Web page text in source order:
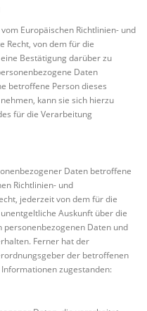
Europäischen Richtlinien- und
Recht, von dem für die
Bestätigung darüber zu
Daten
betroffene Person dieses
kann sie sich hierzu
für die Verarbeitung
Daten betroffene
Richtlinien- und
jederzeit von dem für die
Auskunft über die
Daten und
Ferner hat der
der betroffenen
zugestanden: